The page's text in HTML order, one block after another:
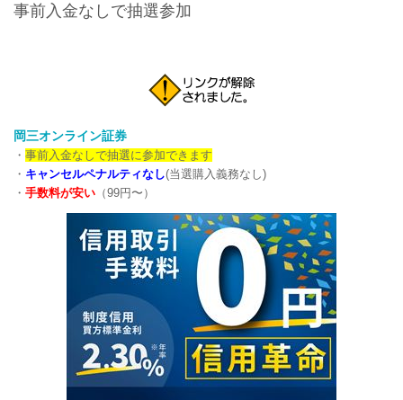
事前入金なしで抽選参加
岡三オンライン証券
・ 事前入金なしで抽選に参加できます
・ キャンセルペナルティなし(当選購入義務なし)
・ 手数料が安い （99円〜）